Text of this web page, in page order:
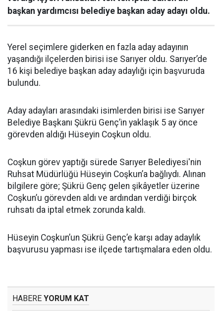
başkan yardımcısı belediye başkan aday adayı oldu.
Yerel seçimlere giderken en fazla aday adayının
yaşandığı ilçelerden birisi ise Sarıyer oldu. Sarıyer’de
16 kişi belediye başkan aday adaylığı için başvuruda
bulundu.
Aday adayları arasındaki isimlerden birisi ise Sarıyer
Belediye Başkanı Şükrü Genç’in yaklaşık 5 ay önce
görevden aldığı Hüseyin Coşkun oldu.
Coşkun görev yaptığı sürede Sarıyer Belediyesi'nin
Ruhsat Müdürlüğü Hüseyin Coşkun’a bağlıydı. Alınan
bilgilere göre; Şükrü Genç gelen şikâyetler üzerine
Coşkun’u görevden aldı ve ardından verdiği birçok
ruhsatı da iptal etmek zorunda kaldı.
Hüseyin Coşkun’un Şükrü Genç’e karşı aday adaylık
başvurusu yapması ise ilçede tartışmalara eden oldu.
HABERE YORUM KAT